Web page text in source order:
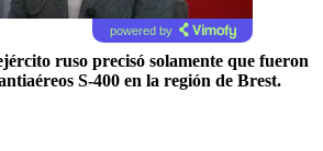
powered by
ruso precisó solamente que fueron
S-400 en la región de Brest.